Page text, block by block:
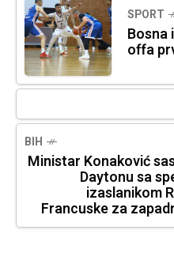
SPORT
Bosna
offa
BIH
Ministar Konaković
Daytonu sa
izaslanikom
Francuske za